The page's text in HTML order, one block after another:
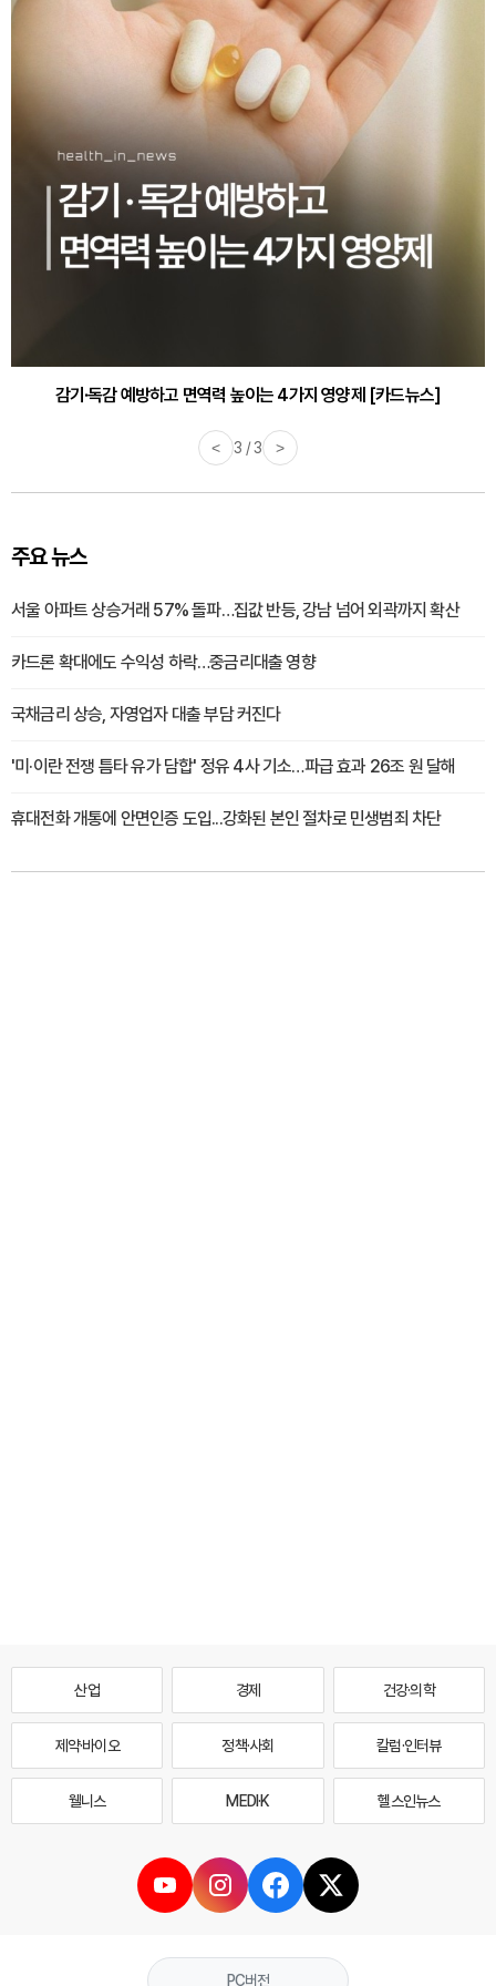
감기·독감 예방하고 면역력 높이는 4가지 영양제 [카드뉴스]
< 3 / 3 >
주요 뉴스
서울 아파트 상승거래 57% 돌파…집값 반등, 강남 넘어 외곽까지 확산
카드론 확대에도 수익성 하락…중금리대출 영향
국채금리 상승, 자영업자 대출 부담 커진다
'미·이란 전쟁 틈타 유가 담합' 정유 4사 기소…파급 효과 26조 원 달해
휴대전화 개통에 안면인증 도입...강화된 본인 절차로 민생범죄 차단
산업 경제 건강·의학
제약·바이오 정책·사회 칼럼·인터뷰
웰니스 MEDI·K 헬스인뉴스
PC버전